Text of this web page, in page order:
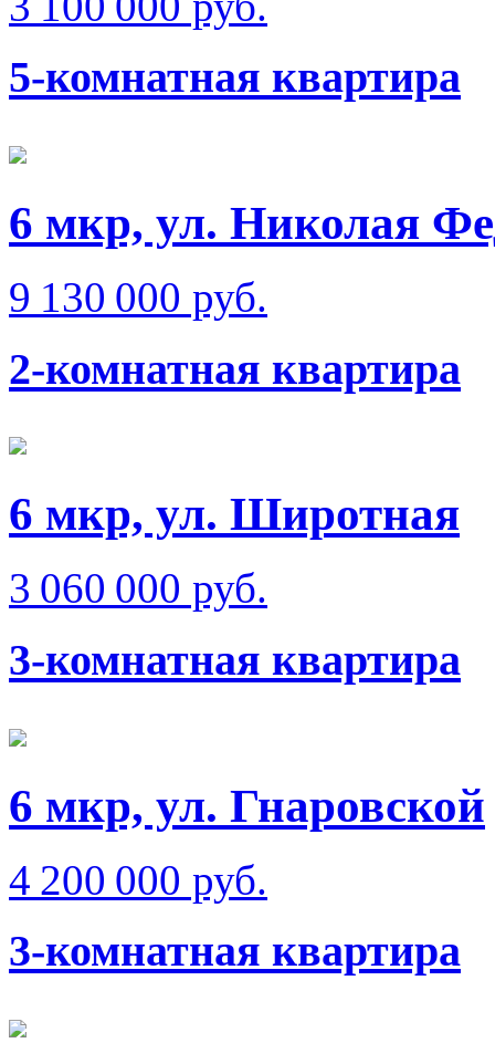
5-комнатная квартира
6 мкр, ул. Николая
9 130 000 руб.
2-комнатная квартира
6 мкр, ул. Широтная
3 060 000 руб.
3-комнатная квартира
6 мкр, ул. Гнаровской
4 200 000 руб.
3-комнатная квартира